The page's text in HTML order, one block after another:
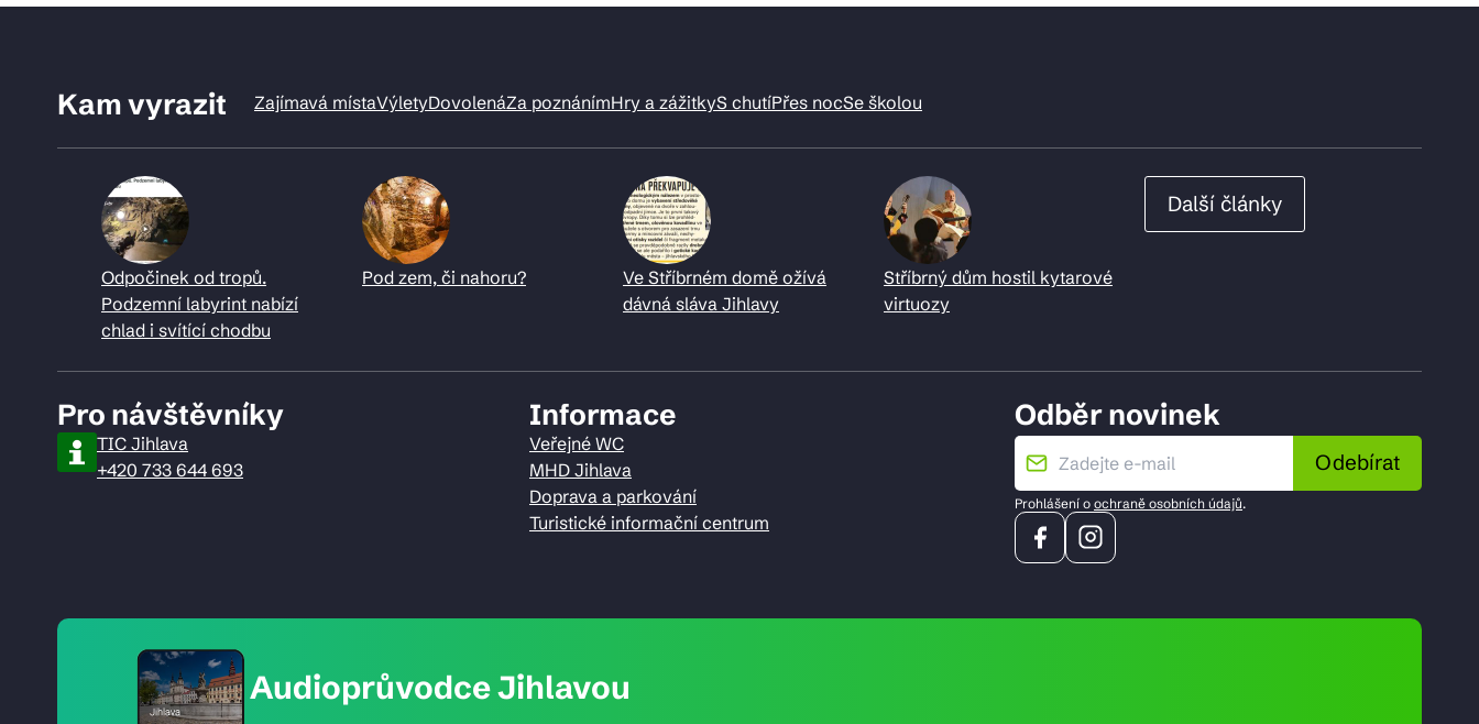
Kam vyrazit Zajímavá místaVýletyDovolenáZa poznánímHry a zážitkyS chutíPřes nocSe školou
Odpočinek od tropů.
Podzemní labyrint nabízí
chlad i svítící chodbu
Pod zem, či nahoru?
Ve Stříbrném domě ožívá
dávná sláva Jihlavy
Stříbrný dům hostil kytarové
virtuozy
Další články
Pro návštěvníky
TIC Jihlava
+420 733 644 693
Informace
Veřejné WC
MHD Jihlava
Doprava a parkování
Turistické informační centrum
Odběr novinek
Odebírat
Prohlášení o ochraně osobních údajů.
Audioprůvodce Jihlavou